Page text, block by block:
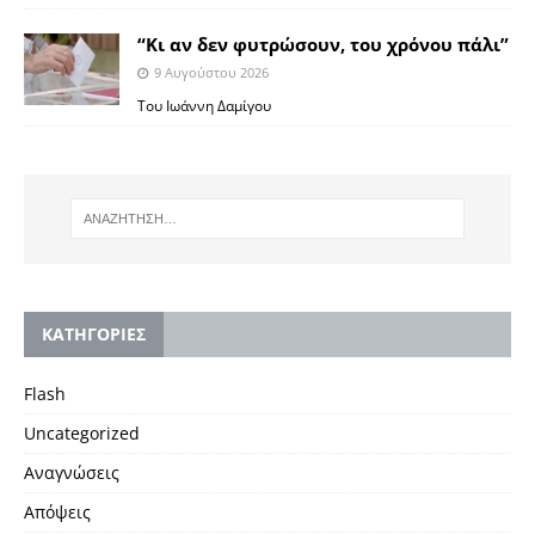
“Κι αν δεν φυτρώσουν, του χρόνου πάλι”
9 Αυγούστου 2026
Toυ Ιωάννη Δαμίγου
KΑΤΗΓΟΡΙΕΣ
Flash
Uncategorized
Αναγνώσεις
Απόψεις